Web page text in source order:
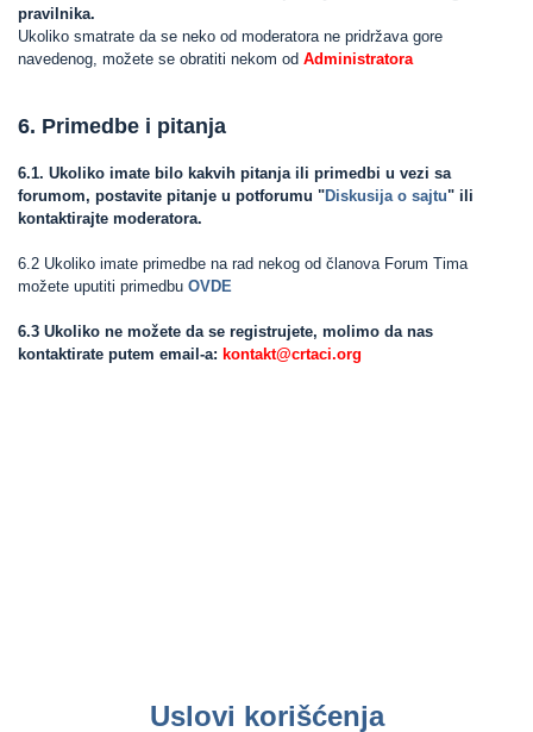
pravilnika.
Ukoliko smatrate da se neko od moderatora ne pridržava gore
navedenog, možete se obratiti nekom od Administratora
6. Primedbe i pitanja
6.1. Ukoliko imate bilo kakvih pitanja ili primedbi u vezi sa
forumom, postavite pitanje u potforumu "Diskusija o sajtu" ili
kontaktirajte moderatora.
6.2 Ukoliko imate primedbe na rad nekog od članova Forum Tima
možete uputiti primedbu OVDE
6.3 Ukoliko ne možete da se registrujete, molimo da nas
kontaktirate putem email-a: kontakt@crtaci.org
Uslovi korišćenja